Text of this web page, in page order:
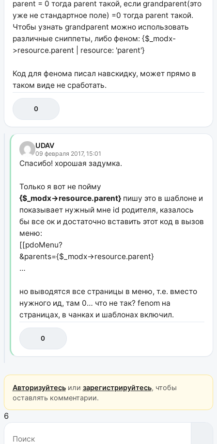
parent = 0 тогда parent такой, если grandparent(это
уже не стандартное поле) =0 тогда parent такой.
Чтобы узнать grandparent можно использовать
различные сниппеты, либо феном: {$_modx-
>resource.parent | resource: 'parent'}
Код для фенома писал навскидку, может прямо в
таком виде не сработать.
0
UDAV
09 февраля 2017, 15:01
Спасибо! хорошая задумка.
Только я вот не пойму
{$_modx->resource.parent}пишу это в шаблоне и
показывает нужный мне id родителя, казалось
бы все ок и достаточно вставить этот код в вызов
меню:
[[pdoMenu?
&parents={$_modx->resource.parent}
…
но выводятся все страницы в меню, т.е. вместо
нужного ид, там 0… что не так? fenom на
страницах, в чанках и шаблонах включил.
0
Авторизуйтесьили зарегистрируйтесь, чтобы
оставлять комментарии.
6